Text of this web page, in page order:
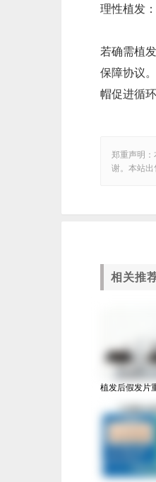
理性植发
若确需植
保障协议
帽促进循
郑重声明
谢。本站
相关推
植发后假发片